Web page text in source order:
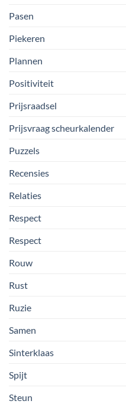
Pasen
Piekeren
Plannen
Positiviteit
Prijsraadsel
Prijsvraag scheurkalender
Puzzels
Recensies
Relaties
Respect
Respect
Rouw
Rust
Ruzie
Samen
Sinterklaas
Spijt
Steun